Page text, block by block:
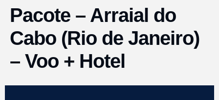
Pacote – Arraial do
Cabo (Rio de Janeiro)
– Voo + Hotel